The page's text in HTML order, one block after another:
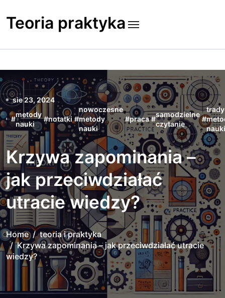
to
content
Teoria praktyka
sie 23, 2024
#
metody
nauki
#notatki #
nowoczesne
metody
nauki
#praca #
samodzielne
czytanie
#
Krzywa zapominania –
jak przeciwdziałać
utracie wiedzy?
Home
teoria i praktyka
Krzywa zapominania – jak przeciwdziałać utracie
wiedzy?